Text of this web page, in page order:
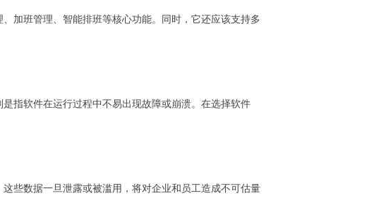
加班管理、智能排班等核心功能。同时，它还应该支持多
指软件在运行过程中不易出现故障或崩溃。在选择软件
些数据一旦泄露或被滥用，将对企业和员工造成不可估量